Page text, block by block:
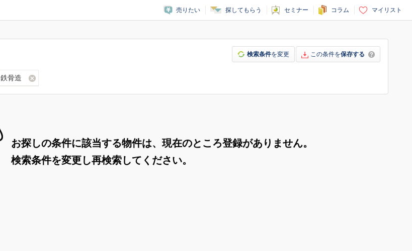
売りたい 探してもらう セミナー コラム マイリスト
検索条件を変更 この条件を保存する
鉄骨造
お探しの条件に該当する物件は、現在のところ登録がありません。
検索条件を変更し再検索してください。